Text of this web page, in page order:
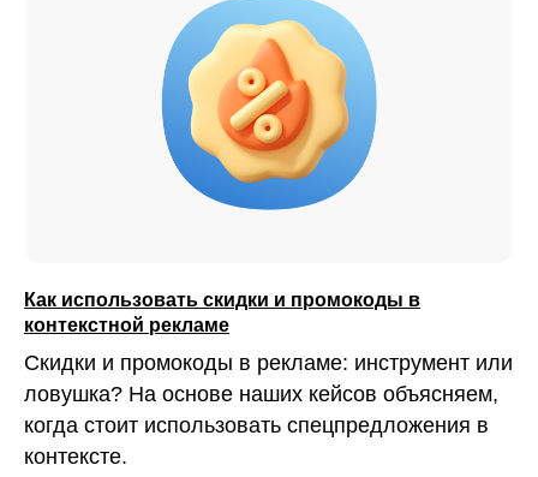
Как использовать скидки и промокоды в
контекстной рекламе
Скидки и промокоды в рекламе: инструмент или
ловушка? На основе наших кейсов объясняем,
когда стоит использовать спецпредложения в
контексте.